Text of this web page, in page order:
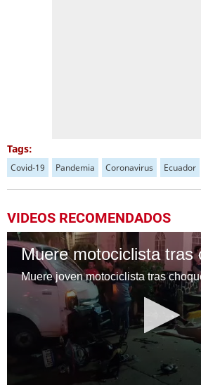
Tags:
Covid-19 Pandemia Coronavirus Ecuador
VIDEOS RECOMENDADOS